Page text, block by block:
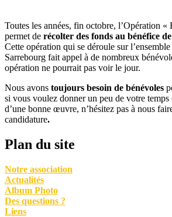
Toutes les années, fin octobre, l’Opération
permet de récolter des fonds au bénéfice
Cette opération qui se déroule sur
Sarrebourg fait appel à de nombreux
opération ne pourrait pas voir le jour.
Nous avons toujours besoin de bénévoles
si vous voulez donner un peu de votre
d’une bonne œuvre, n’hésitez pas à nous
candidature.
Plan du site
Notre association
Actualités
Album Photo
Des questions ?
Liens